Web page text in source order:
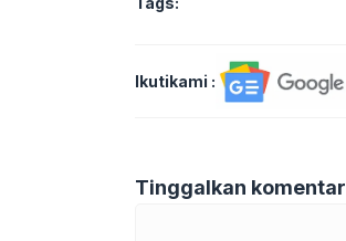
Ikutikami :
Tinggalkan komentar